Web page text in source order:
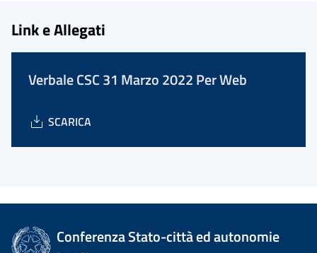
Link e Allegati
Verbale CSC 31 Marzo 2022 Per Web
SCARICA
Conferenza Stato-città ed autonomie